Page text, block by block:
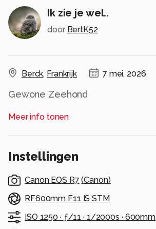
Ik zie je wel..
door BertK52
Berck, Frankrijk 7 mei, 2026
Gewone Zeehond
Alle rechten voorbehouden
Meer info tonen
Instellingen
Canon EOS R7 (Canon)
RF600mm F11 IS STM
ISO 1250 · ƒ/11 · 1/2000s · 600mm